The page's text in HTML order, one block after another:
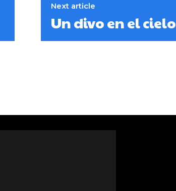
Next article
Un divo en el cielo